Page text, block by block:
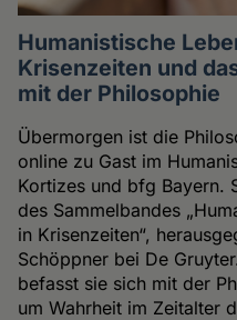
Humanistische
Krisenzeiten und
mit der Philosophie
Übermorgen ist die
online zu Gast im
Kortizes und bfg Bayern.
des Sammelbandes
in Krisenzeiten“,
Schöppner bei De
befasst sie sich mit der
um Wahrheit im Zeitalter